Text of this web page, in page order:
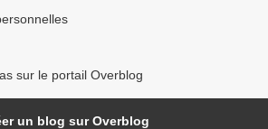
sur le portail Overblog
un blog sur Overblog